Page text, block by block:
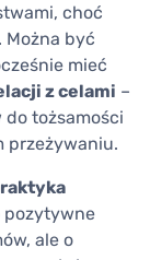
choć
Można być
mieć
z celami –
tożsamości
przeżywaniu.
pozytywne
ale o